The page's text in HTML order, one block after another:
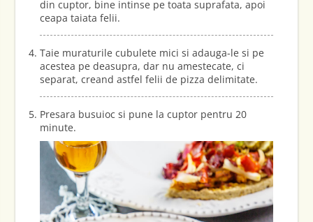
din cuptor, bine intinse pe toata suprafata, apoi
ceapa taiata felii.
Taie muraturile cubulete mici si adauga-le si pe
acestea pe deasupra, dar nu amestecate, ci
separat, creand astfel felii de pizza delimitate.
Presara busuioc si pune la cuptor pentru 20
minute.